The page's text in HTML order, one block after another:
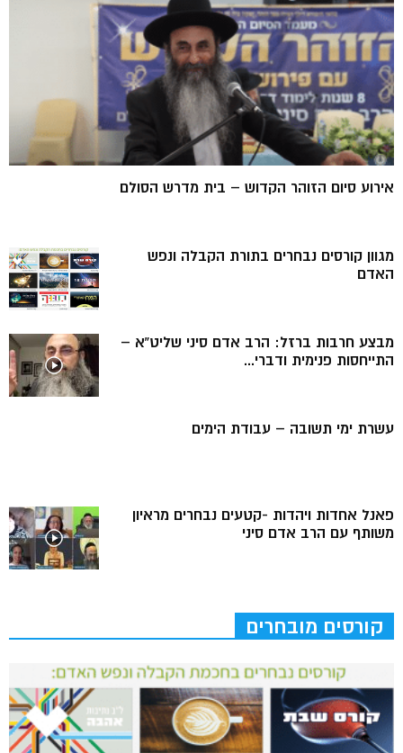
אירוע סיום הזוהר הקדוש – בית מדרש הסולם
מגוון קורסים נבחרים בתורת הקבלה ונפש
האדם
מבצע חרבות ברזל: הרב אדם סיני שליט”א –
התייחסות פנימית ודברי...
עשרת ימי תשובה – עבודת הימים
פאנל אחדות ויהדות -קטעים נבחרים מראיון
משותף עם הרב אדם סיני
קורסים מובחרים